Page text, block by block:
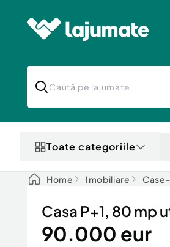
Toate categoriile
Home Imobiliare
Casa P+1, 80 mp
90.000 eur